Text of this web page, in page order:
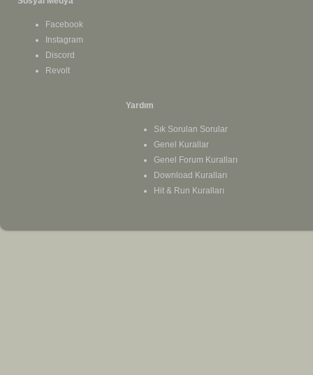
Facebook
Instagram
Discord
Revolt
Yardım
Sık Sorulan Sorular
Genel Kurallar
Genel Forum Kuralları
Download Kuralları
Hit & Run Kuralları